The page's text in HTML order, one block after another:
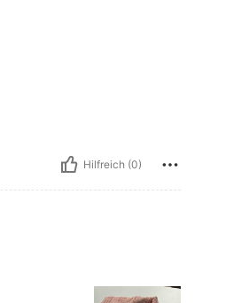
Hilfreich (0)